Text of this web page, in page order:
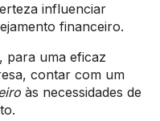
influenciar
financeiro.
para uma eficaz
contar com um
às necessidades de